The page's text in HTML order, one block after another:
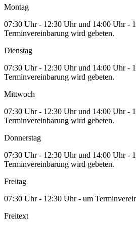
Montag
07:30 Uhr - 12:30 Uhr und 14:00 Uhr -
Terminvereinbarung wird gebeten.
Dienstag
07:30 Uhr - 12:30 Uhr und 14:00 Uhr -
Terminvereinbarung wird gebeten.
Mittwoch
07:30 Uhr - 12:30 Uhr und 14:00 Uhr -
Terminvereinbarung wird gebeten.
Donnerstag
07:30 Uhr - 12:30 Uhr und 14:00 Uhr -
Terminvereinbarung wird gebeten.
Freitag
07:30 Uhr - 12:30 Uhr - um
Freitext